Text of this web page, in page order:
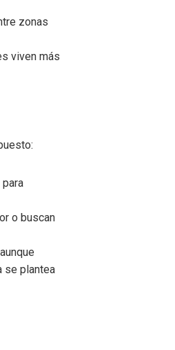
zonas
viven más
o buscan
se plantea